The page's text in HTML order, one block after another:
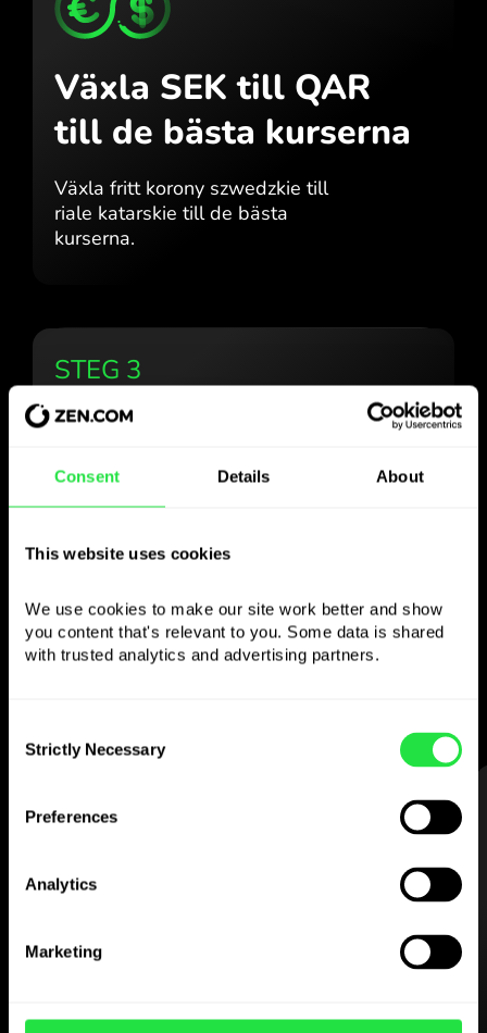
Consent Details About
This website uses cookies
We use cookies to make our site work better and show
you content that's relevant to you. Some data is shared
with trusted analytics and advertising partners.
Selection
Strictly Necessary
Preferences
Analytics
Marketing
Växla SEK till QAR
till de bästa kurserna
Växla fritt korony szwedzkie till
riale katarskie till de bästa
kurserna.
STEG 3
Använd den valda
valutan
som du vill
Skicka pengar utomlands,
STEG 1
Ladda ner